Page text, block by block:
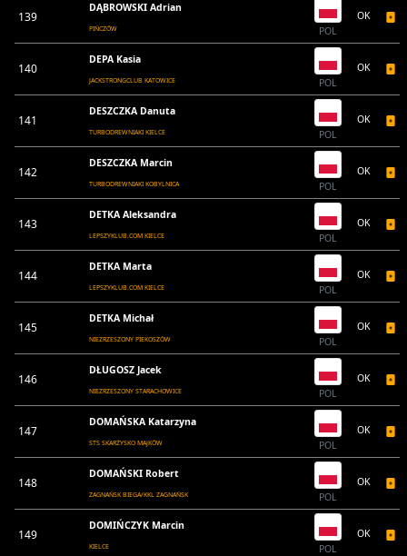
139
DĄBROWSKI Adrian
PIŃCZÓW POL
OK
140
DEPA Kasia
JACKSTRONGCLUB KATOWICE POL
OK
141
DESZCZKA Danuta
TURBODREWNIAKI KIELCE POL
OK
142
DESZCZKA Marcin
TURBODREWNIAKI KOBYLNICA POL
OK
143
DETKA Aleksandra
LEPSZYKLUB.COM KIELCE POL
OK
144
DETKA Marta
LEPSZYKLUB.COM KIELCE POL
OK
145
DETKA Michał
NIEZRZESZONY PIEKOSZÓW POL
OK
146
DŁUGOSZ Jacek
NIEZRZESZONY STARACHOWICE POL
OK
147
DOMAŃSKA Katarzyna
STS SKARŻYSKO MAJKÓW POL
OK
148
DOMAŃSKI Robert
ZAGNAŃSK BIEGA/KKL ZAGNAŃSK POL
OK
149
DOMIŃCZYK Marcin
KIELCE POL
OK